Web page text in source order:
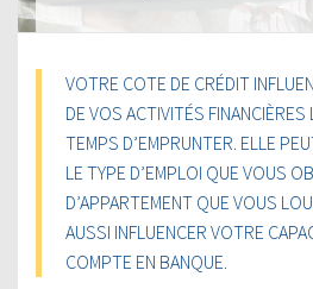
VOTRE COTE DE CRÉDIT
DE VOS ACTIVITÉS
TEMPS D’EMPRUNTER. ELLE
LE TYPE D’EMPLOI QUE VOUS
D’APPARTEMENT QUE VOUS
AUSSI INFLUENCER VOTRE
COMPTE EN BANQUE.